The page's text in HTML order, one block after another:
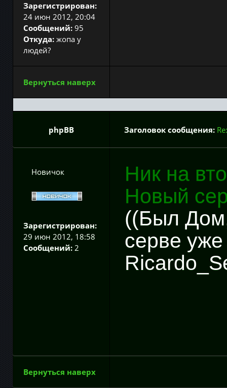
Зарегистрирован:
24 июн 2012, 20:04
Сообщений: 95
Откуда: жопа у
людей?
Вернуться наверх
phpBB Заголовок сообщения:
Новичок
Зарегистрирован:
29 июн 2012, 18:58
Сообщений: 2
Ник на
Новый
((Был
серве
Вернуться наверх